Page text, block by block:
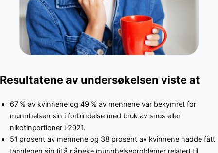
Resultatene av undersøkelsen viste at
67 % av kvinnene og 49 % av mennene var bekymret for
munnhelsen sin i forbindelse med bruk av snus eller
nikotinportioner i 2021.
51 prosent av mennene og 38 prosent av kvinnene hadde fått
tannlegen sin til å påpeke munnhelseproblemer relatert til